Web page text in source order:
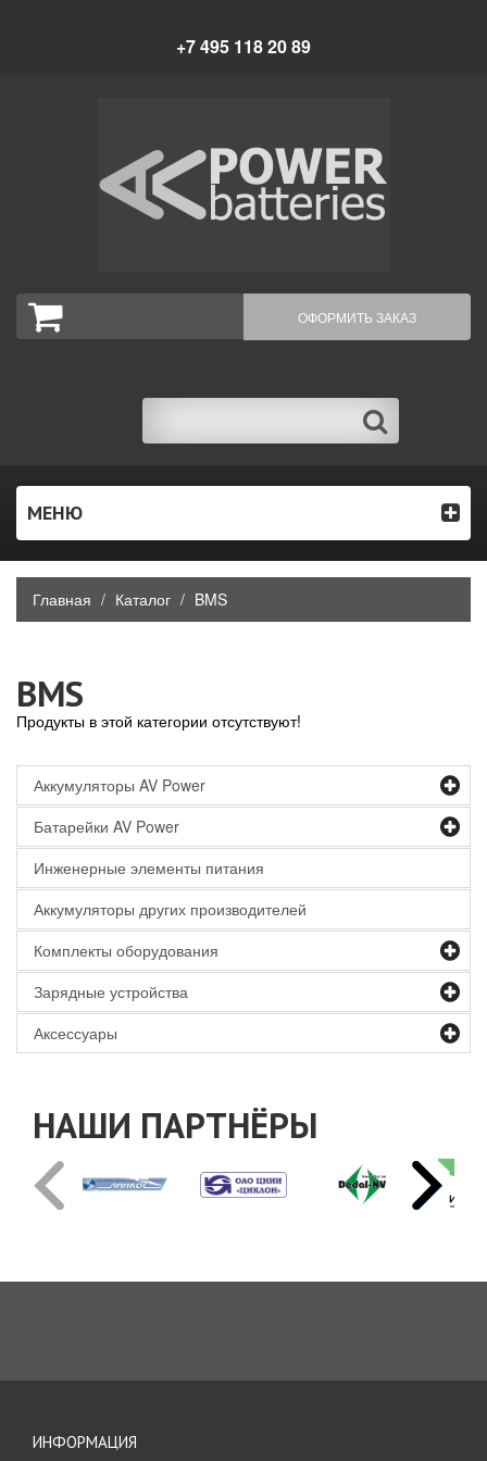
+7 495 118 20 89
ОФОРМИТЬ ЗАКАЗ
МЕНЮ
Главная Каталог BMS
BMS
Продукты в этой категории отсутствуют!
Аккумуляторы AV Power
Батарейки AV Power
Инженерные элементы питания
Аккумуляторы других производителей
Комплекты оборудования
Зарядные устройства
Аксессуары
НАШИ ПАРТНЁРЫ
ИНФОРМАЦИЯ